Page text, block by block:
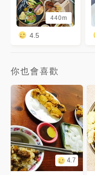
440m
4.5
你也會喜歡
4.7